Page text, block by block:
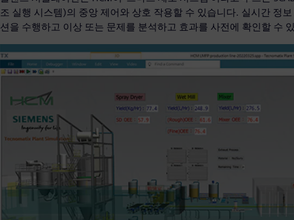
조 실행 시스템)의 중앙 제어와 상호 작용할 수 있습니다. 실시간 정
션을 수행하고 이상 또는 문제를 분석하고 효과를 사전에 확인할 수